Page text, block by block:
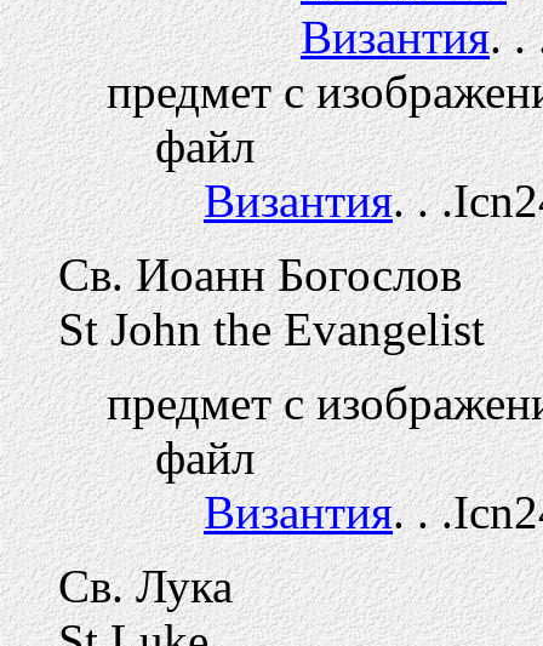
Византия. .
предмет с
файл
Византия. .
Св. Иоанн Богослов
St John the Evangelist
предмет с
файл
Византия. .
Св. Лука